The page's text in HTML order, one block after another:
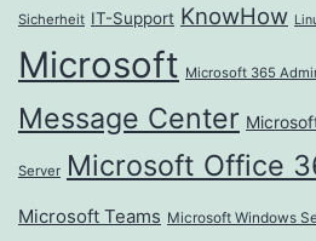
Sicherheit IT-Support KnowHow
Microsoft Microsoft 365
Message Center
Server Microsoft Office
Microsoft Teams Microsoft Windows